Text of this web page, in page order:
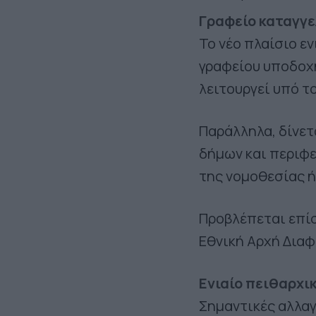
Γραφείο
Το νέο πλαίσιο
γραφείου
λειτουργεί υπό
Παράλληλα,
δήμων και
της νομοθεσίας
Προβλέπεται
Εθνική Αρχή
Ενιαίο
Σημαντικές